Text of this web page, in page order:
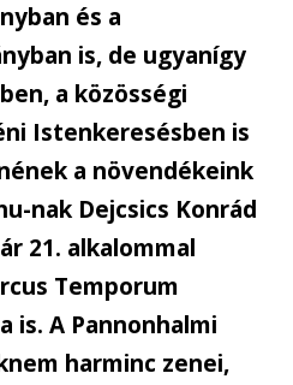
és a
is, de ugyanígy
a közösségi
Istenkeresésben is
a növendékeink
nak Dejcsics Konrád
21. alkalommal
Temporum
is. A Pannonhalmi
harminc zenei,